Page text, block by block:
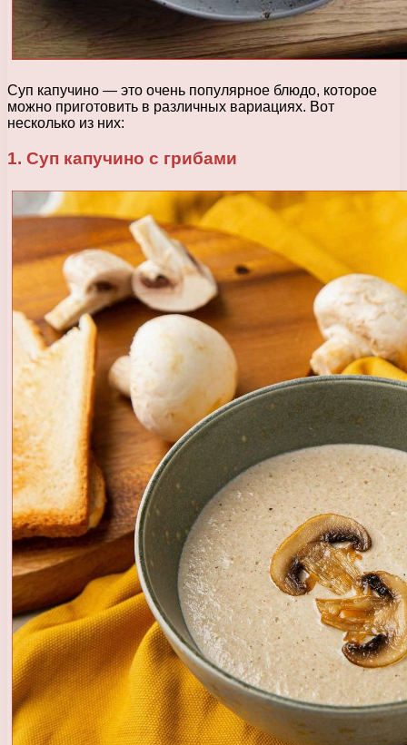
Суп капучино — это очень популярное блюдо, которое
можно приготовить в различных вариациях. Вот
несколько из них:
1. Суп капучино с грибами